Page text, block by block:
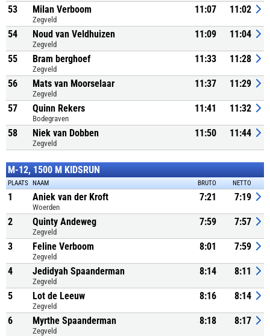
53 Milan Verboom
Zegveld
11:07 11:02
54 Noud van Veldhuizen
Zegveld
11:09 11:04
55 Bram berghoef
Zegveld
11:33 11:28
56 Mats van Moorselaar
Zegveld
11:37 11:29
57 Quinn Rekers
Bodegraven
11:41 11:32
58 Niek van Dobben
Zegveld
11:50 11:44
M-12, 1500 M KIDSRUN
PLAATS NAAM BRUTO NETTO
1 Aniek van der Kroft
Woerden
7:21 7:19
2 Quinty Andeweg
Zegveld
7:59 7:57
3 Feline Verboom
Zegveld
8:01 7:59
4 Jedidyah Spaanderman
Zegveld
8:14 8:11
5 Lot de Leeuw
Zegveld
8:16 8:14
6 Myrthe Spaanderman
Zegveld
8:18 8:17